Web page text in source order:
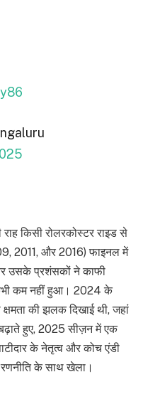
किसी रोलरकोस्टर राइड से
2011, और 2016) फाइनल में
उसके प्रशंसकों ने काफी
कम नहीं हुआ। 2024 के
की झलक दिखाई थी, जहां
हुए, 2025 सीज़न में एक
के नेतृत्व और कोच एंडी
रणनीति के साथ खेला।